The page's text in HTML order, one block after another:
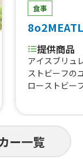
食事
提供商品
アイスブリュ
ストビーフの
ローストビー
ー一覧